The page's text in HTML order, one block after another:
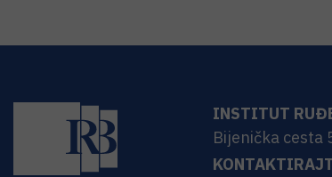
INSTITUT
Bijenička cesta